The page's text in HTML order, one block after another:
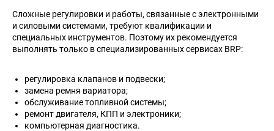
Сложные регулировки и работы, связанные с электронными
и силовыми системами, требуют квалификации и
специальных инструментов. Поэтому их рекомендуется
выполнять только в специализированных сервисах BRP:
регулировка клапанов и подвески;
замена ремня вариатора;
обслуживание топливной системы;
ремонт двигателя, КПП и электроники;
компьютерная диагностика.